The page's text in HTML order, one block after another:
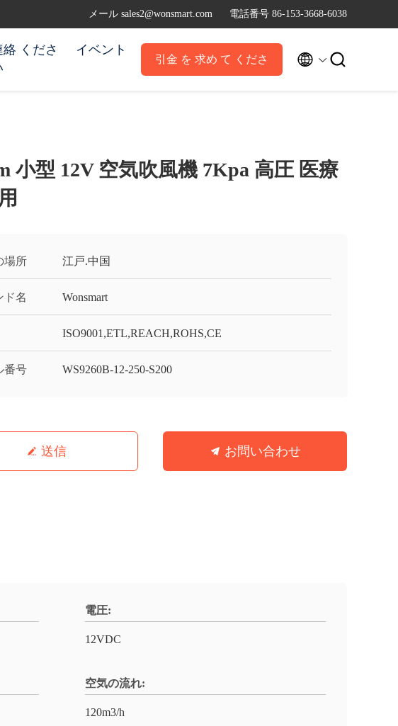
メール sales2@wonsmart.com 電話番号 86-153-3668-6038
絡 くださ
イベント
引金 を 求め て くださ  
小型 12V 空気吹風機 7Kpa 高圧 医療
場所 江戸.中国
ド名 Wonsmart
ISO9001,ETL,REACH,ROHS,CE
番号 WS9260B-12-250-S200
送信 お問い合わせ
電圧:
12VDC
空気の流れ:
120m3/h